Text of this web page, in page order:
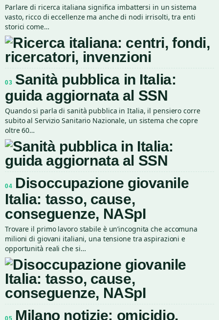
Parlare di ricerca italiana significa imbattersi in un sistema
vasto, ricco di eccellenze ma anche di nodi irrisolti, tra enti
storici come…
03 Sanità pubblica in Italia:
guida aggiornata al SSN
Quando si parla di sanità pubblica in Italia, il pensiero corre
subito al Servizio Sanitario Nazionale, un sistema che copre
oltre 60…
04 Disoccupazione giovanile
Italia: tasso, cause,
conseguenze, NASpI
Trovare il primo lavoro stabile è un’incognita che accomuna
milioni di giovani italiani, una tensione tra aspirazioni e
opportunità reali che si…
05 Milano notizie: omicidio,